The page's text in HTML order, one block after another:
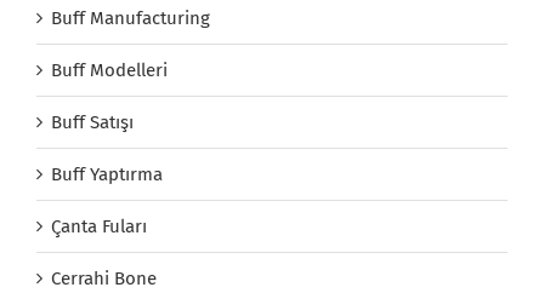
Buff Manufacturing
Buff Modelleri
Buff Satışı
Buff Yaptırma
Çanta Fuları
Cerrahi Bone